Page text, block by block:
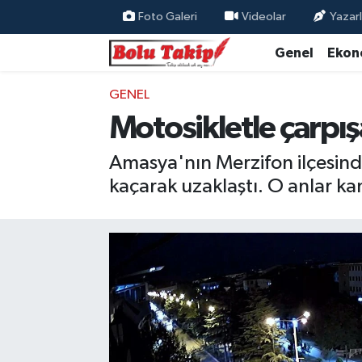
Foto Galeri Videolar
Genel
GENEL
Motosikletle
Amasya'nın Merzifon
kaçarak uzaklaştı. O anlar